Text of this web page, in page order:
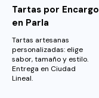
Tartas por Encargo
en Parla
Tartas artesanas
personalizadas: elige
sabor, tamaño y estilo.
Entrega en Ciudad
Lineal.